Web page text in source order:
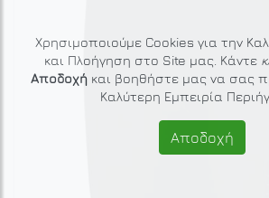
Χρησιμοποιούμε Cookies για την
και Πλοήγηση στο Site μας. Κάντε
Αποδοχήκαι βοηθήστε μας να σας
Καλύτερη Εμπειρία
Αποδοχή